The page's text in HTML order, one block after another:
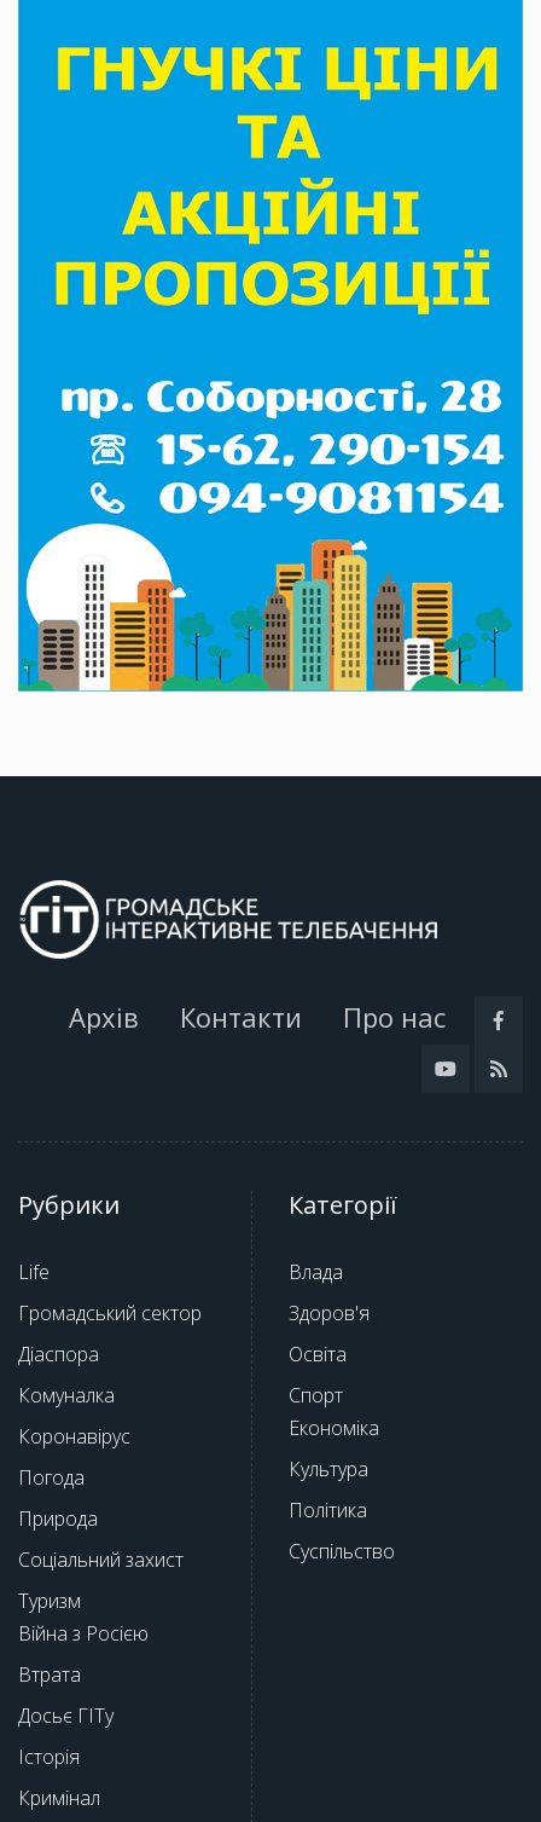
Архів Контакти Про нас
Рубрики
Life
Громадський сектор
Діаспора
Комуналка
Коронавірус
Погода
Природа
Соціальний захист
Туризм
Війна з Росією
Втрата
Досьє ГІТу
Історія
Кримінал
Категорії
Влада
Здоров'я
Освіта
Спорт
Економіка
Культура
Політика
Суспільство